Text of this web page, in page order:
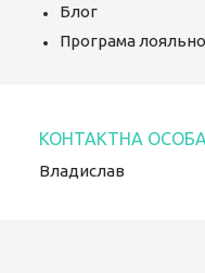
Блог
Програма
Владислав